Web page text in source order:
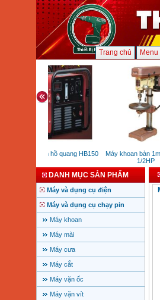
Trang chủ Menu
Máy phát hàn hồ quang HB150
Máy khoan bàn 1m
1/2HP
DANH MỤC SẢN PHẨM
Máy và dụng cụ điện
Máy và dụng cụ chạy pin
Máy khoan
Máy mài
Máy cưa
Máy cắt
Máy vặn ốc
Máy vặn vít